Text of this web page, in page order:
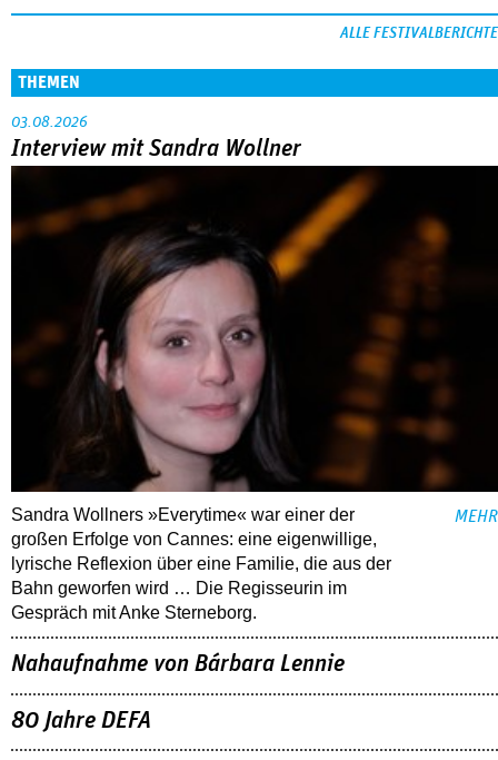
ALLE FESTIVALBERICHTE
THEMEN
03.08.2026
Interview mit Sandra Wollner
Sandra Wollners »Everytime« war einer der
großen Erfolge von Cannes: eine eigenwillige,
lyrische Reflexion über eine ­Familie, die aus der
Bahn geworfen wird … Die Regisseurin im
Gespräch mit Anke Sterneborg.
MEHR
Nahaufnahme von Bárbara Lennie
80 Jahre DEFA